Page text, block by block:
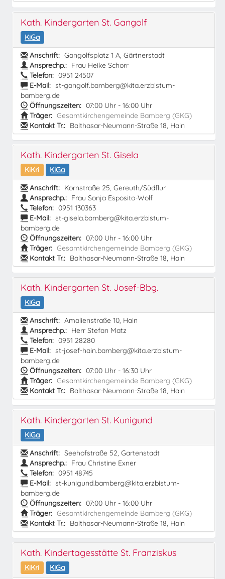
Kath. Kindergarten St. Gangolf
KiGa
Anschrift: Gangolfsplatz 1 A, Gärtnerstadt
Ansprechp.: Frau Heike Schorr
Telefon: 0951 24507
E-Mail: st-gangolf.bamberg@kita.erzbistum-
bamberg.de
Öffnungszeiten: 07:00 Uhr - 16:00 Uhr
Träger: Gesamtkirchengemeinde Bamberg (GKG)
Kontakt Tr.: Balthasar-Neumann-Straße 18, Hain
Kath. Kindergarten St. Gisela
KiKri
KiGa
Anschrift: Kornstraße 25, Gereuth/Südflur
Ansprechp.: Frau Sonja Esposito-Wolf
Telefon: 0951 130363
E-Mail: st-gisela.bamberg@kita.erzbistum-
bamberg.de
Öffnungszeiten: 07:00 Uhr - 16:00 Uhr
Träger: Gesamtkirchengemeinde Bamberg (GKG)
Kontakt Tr.: Balthasar-Neumann-Straße 18, Hain
Kath. Kindergarten St. Josef-Bbg.
KiGa
Anschrift: Amalienstraße 10, Hain
Ansprechp.: Herr Stefan Matz
Telefon: 0951 28280
E-Mail: st-josef-hain.bamberg@kita.erzbistum-
bamberg.de
Öffnungszeiten: 07:00 Uhr - 16:30 Uhr
Träger: Gesamtkirchengemeinde Bamberg (GKG)
Kontakt Tr.: Balthasar-Neumann-Straße 18, Hain
Kath. Kindergarten St. Kunigund
KiGa
Anschrift: Seehofstraße 52, Gartenstadt
Ansprechp.: Frau Christine Exner
Telefon: 0951 48745
E-Mail: st-kunigund.bamberg@kita.erzbistum-
bamberg.de
Öffnungszeiten: 07:00 Uhr - 16:00 Uhr
Träger: Gesamtkirchengemeinde Bamberg (GKG)
Kontakt Tr.: Balthasar-Neumann-Straße 18, Hain
Kath. Kindertagesstätte St. Franziskus
KiKri
KiGa